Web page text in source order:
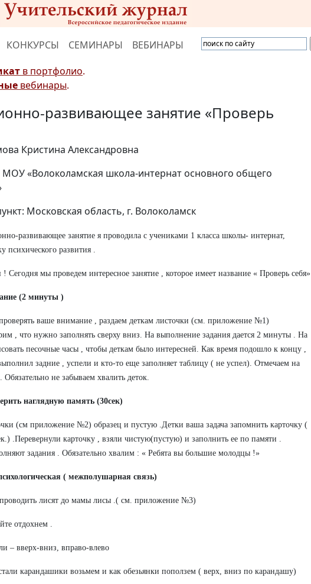
КОНКУРСЫ СЕМИНАРЫ ВЕБИНАРЫ
в портфолио.
вебинары.
развивающее занятие «Проверь
Кристина Александровна
МОУ «Волоколамская школа-интернат основного общего
Московская область, г. Волоколамск
развивающее занятие я проводила с учениками 1 класса школы- интернат,
психического развития .
! Сегодня мы проведем интересное занятие , которое имеет название « Проверь себя»
(2 минуты )
ваше внимание , раздаем деткам листочки (см. приложение №1)
, что нужно заполнять сверху вниз. На выполнение задания дается 2 минуты . На
песочные часы , чтобы деткам было интересней. Как время подошло к концу ,
задние , успели и кто-то еще заполняет таблицу ( не успел). Отмечаем на
Обязательно не забываем хвалить деток.
наглядную память (30сек)
(см приложение №2) образец и пустую .Детки ваша задача запомнить карточку (
.Перевернули карточку , взяли чистую(пустую) и заполнить ее по памяти .
задания . Обязательно хвалим : « Ребята вы большие молодцы !»
( межполушарная связь)
лисят до мамы лисы .( см. приложение №3)
отдохнем .
– вверх-вниз, вправо-влево
карандашики возьмем и как обезьянки поползем ( верх, вниз по карандашу)